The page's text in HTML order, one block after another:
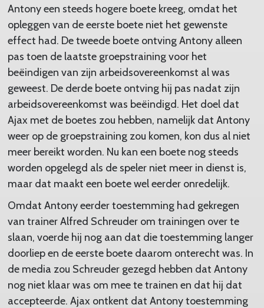
Antony een steeds hogere boete kreeg, omdat het
opleggen van de eerste boete niet het gewenste
effect had. De tweede boete ontving Antony alleen
pas toen de laatste groepstraining voor het
beëindigen van zijn arbeidsovereenkomst al was
geweest. De derde boete ontving hij pas nadat zijn
arbeidsovereenkomst was beëindigd. Het doel dat
Ajax met de boetes zou hebben, namelijk dat Antony
weer op de groepstraining zou komen, kon dus al niet
meer bereikt worden. Nu kan een boete nog steeds
worden opgelegd als de speler niet meer in dienst is,
maar dat maakt een boete wel eerder onredelijk.
Omdat Antony eerder toestemming had gekregen
van trainer Alfred Schreuder om trainingen over te
slaan, voerde hij nog aan dat die toestemming langer
doorliep en de eerste boete daarom onterecht was. In
de media zou Schreuder gezegd hebben dat Antony
nog niet klaar was om mee te trainen en dat hij dat
accepteerde. Ajax ontkent dat Antony toestemming